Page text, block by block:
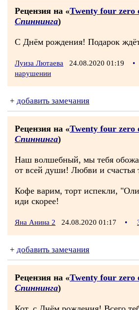
Рецензия на «Twenty four zero
Спиннинга)
С Днём рождения! Подарок
Луиза Лютаева 24.08.2020 01:19 •
нарушении
+ добавить замечания
Рецензия на «Twenty four zero
Спиннинга)
Наш волшебный, мы тебя
от всей души! Любви и счастья
Кофе варим, торт испекли,
иди скорее!
Яна Анина 2 24.08.2020 01:17 •
+ добавить замечания
Рецензия на «Twenty four zero
Спиннинга)